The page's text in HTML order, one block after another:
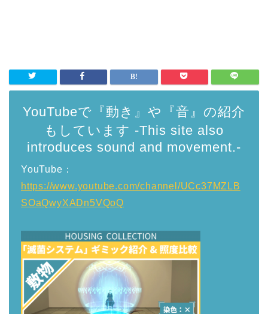
YouTubeで『動き』や『音』の紹介
もしています -This site also
introduces sound and movement.-
YouTube：
https://www.youtube.com/channel/UCc37MZLB
SOaQwyXADn5VQoQ